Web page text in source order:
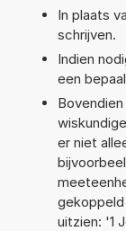
In plaats
schrijven.
Indien
een
er niet
uitzien: '1